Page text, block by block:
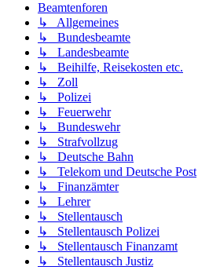
Beamtenforen
↳ Allgemeines
↳ Bundesbeamte
↳ Landesbeamte
↳ Beihilfe, Reisekosten etc.
↳ Zoll
↳ Polizei
↳ Feuerwehr
↳ Bundeswehr
↳ Strafvollzug
↳ Deutsche Bahn
↳ Telekom und Deutsche Post
↳ Finanzämter
↳ Lehrer
↳ Stellentausch
↳ Stellentausch Polizei
↳ Stellentausch Finanzamt
↳ Stellentausch Justiz